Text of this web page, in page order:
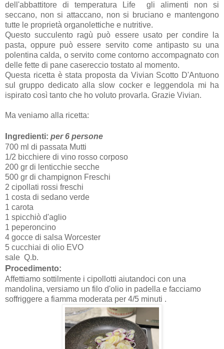
dell'abbattitore di temperatura Life gli alimenti non si
seccano, non si attaccano, non si bruciano e mantengono
tutte le proprietà organolettiche e nutritive.
Questo succulento ragù può essere usato per condire la
pasta, oppure può essere servito come antipasto su una
polentina calda, o servito come contorno accompagnato con
delle fette di pane casereccio tostato al momento.
Questa ricetta è stata proposta da Vivian Scotto D'Antuono
sul gruppo dedicato alla slow cocker e leggendola mi ha
ispirato così tanto che ho voluto provarla. Grazie Vivian.
Ma veniamo alla ricetta:
Ingredienti: per 6 persone
700 ml di passata Mutti
1/2 bicchiere di vino rosso corposo
200 gr di lenticchie secche
500 gr di champignon Freschi
2 cipollati rossi freschi
1 costa di sedano verde
1 carota
1 spicchiò d'aglio
1 peperoncino
4 gocce di salsa Worcester
5 cucchiai di olio EVO
sale Q.b.
Procedimento:
Affettiamo sottilmente i cipollotti aiutandoci con una
mandolina, versiamo un filo d'olio in padella e facciamo
soffriggere a fiamma moderata per 4/5 minuti .